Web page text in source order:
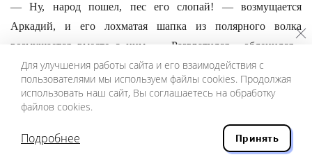
— Ну, народ пошел, пес его слопай! — возмущается
Аркадий, и его лохматая шапка из полярного волка
возмущается вместе с ним. — Развратился... обленился...
обпился. Из-под ногтей водка сочится. Из задницы гроб
торчит, а он все носится со своим марксистско-ленинским
онанизмом... Тоска, мужики, тоска! Отучили народ работать
фраера из КПСС. Лишнюю деньгу заколотить — и ту не
хочет. Ему бы только ежиков пасти, дармоеду. Умоляешь,
Для улучшения работы сайта и его взаимодействия с
пользователями мы используем файлы cookies. Продолжая
использовать наш сайт, Вы соглашаетесь на обработку
файлов cookies.
Подробнее Принять